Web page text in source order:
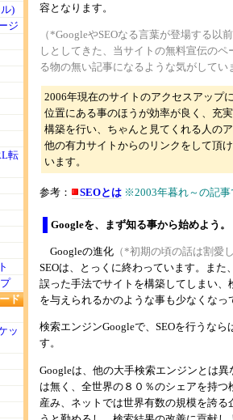
)
ジ
転
ド
ッ
容となります。
（*GoogleやSEOなる言葉が登場する
しとしてきた、当サイトの無料宣伝の
る物の無い記事になるような気がしてい
2006年現在のサイトのアクセスアップ
位置にある事のほうが効率が良く、充
構築を行い、ちゃんと見てくれる人の
他の有力サイトからのリンクをして頂
います。
参考： SEOとは ※2003年暮れ～の記事
Googleを、まず知る事から始めよう。
Googleの進化 （*初期の頃の話は割愛
SEOは、とっくに終わっています。また
誤った手法でサイトを構築してしまい
を与えられるかのような事も少なくなっ
検索エンジンGoogleで、SEOを行うなら
す。
Googleは、他の大手検索エンジンとは
は無く、全世界の８０％のシェアを持
産み、ネットでは世界有数の規模を誇る